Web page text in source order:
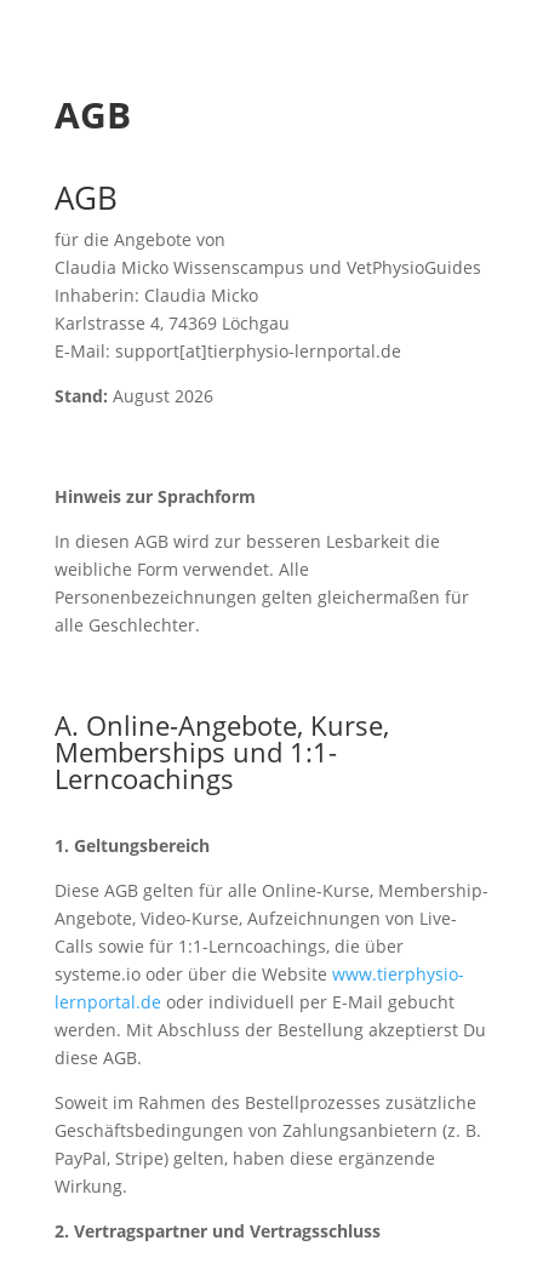
AGB
AGB
für die Angebote von
Claudia Micko Wissenscampus und VetPhysioGuides
Inhaberin: Claudia Micko
Karlstrasse 4, 74369 Löchgau
E-Mail: support[at]tierphysio-lernportal.de
Stand: August 2026
Hinweis zur Sprachform
In diesen AGB wird zur besseren Lesbarkeit die
weibliche Form verwendet. Alle
Personenbezeichnungen gelten gleichermaßen für
alle Geschlechter.
A. Online-Angebote, Kurse,
Memberships und 1:1-
Lerncoachings
1. Geltungsbereich
Diese AGB gelten für alle Online-Kurse, Membership-
Angebote, Video-Kurse, Aufzeichnungen von Live-
Calls sowie für 1:1-Lerncoachings, die über
systeme.io oder über die Website www.tierphysio-
lernportal.de oder individuell per E-Mail gebucht
werden. Mit Abschluss der Bestellung akzeptierst Du
diese AGB.
Soweit im Rahmen des Bestellprozesses zusätzliche
Geschäftsbedingungen von Zahlungsanbietern (z. B.
PayPal, Stripe) gelten, haben diese ergänzende
Wirkung.
2. Vertragspartner und Vertragsschluss